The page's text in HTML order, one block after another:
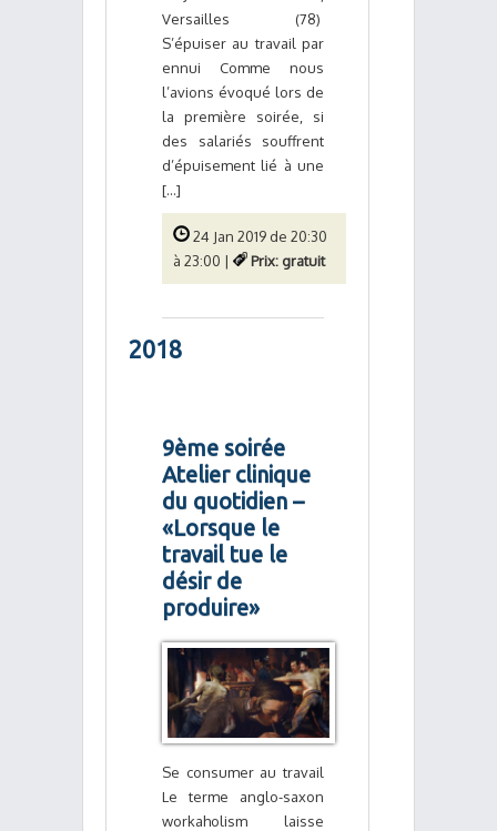
Versailles (78)
S’épuiser au travail par
ennui Comme nous
l’avions évoqué lors de
la première soirée, si
des salariés souffrent
d’épuisement lié à une
[...]
24 Jan 2019 de 20:30
à 23:00 |
Prix: gratuit
2018
9ème soirée
Atelier clinique
du quotidien –
«Lorsque le
travail tue le
désir de
produire»
Se consumer au travail
Le terme anglo-saxon
workaholism laisse